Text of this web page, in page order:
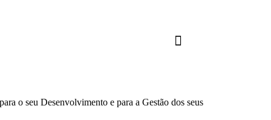
o seu Desenvolvimento e para a Gestão dos seus